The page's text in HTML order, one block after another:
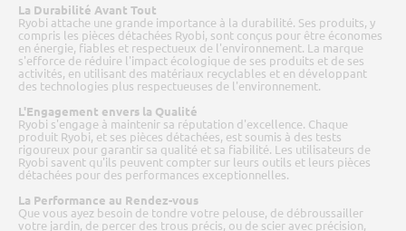
La Durabilité Avant Tout
Ryobi attache une grande importance à la durabilité. Ses produits, y
compris les pièces détachées Ryobi, sont conçus pour être économes
en énergie, fiables et respectueux de l'environnement. La marque
s'efforce de réduire l'impact écologique de ses produits et de ses
activités, en utilisant des matériaux recyclables et en développant
des technologies plus respectueuses de l'environnement.
L'Engagement envers la Qualité
Ryobi s'engage à maintenir sa réputation d'excellence. Chaque
produit Ryobi, et ses pièces détachées, est soumis à des tests
rigoureux pour garantir sa qualité et sa fiabilité. Les utilisateurs de
Ryobi savent qu'ils peuvent compter sur leurs outils et leurs pièces
détachées pour des performances exceptionnelles.
La Performance au Rendez-vous
Que vous ayez besoin de tondre votre pelouse, de débroussailler
votre jardin, de percer des trous précis, ou de scier avec précision,